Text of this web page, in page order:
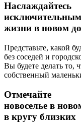
Наслаждайтесь
жизни в новом
Представьте, какой
без соседей и
Вы будете делать то,
собственный
Отмечайте
новоселье в
в кругу близких